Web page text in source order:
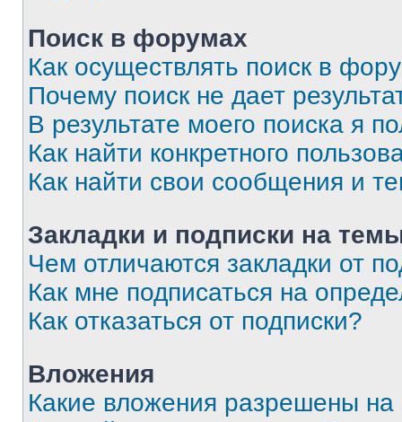
Поиск в форумах
Как осуществлять поиск в
Почему поиск не дает
В результате моего поиска я
Как найти конкретного
Как найти свои сообщения и
Закладки и подписки на
Чем отличаются закладки от
Как мне подписаться на
Как отказаться от подписки?
Вложения
Какие вложения разрешены